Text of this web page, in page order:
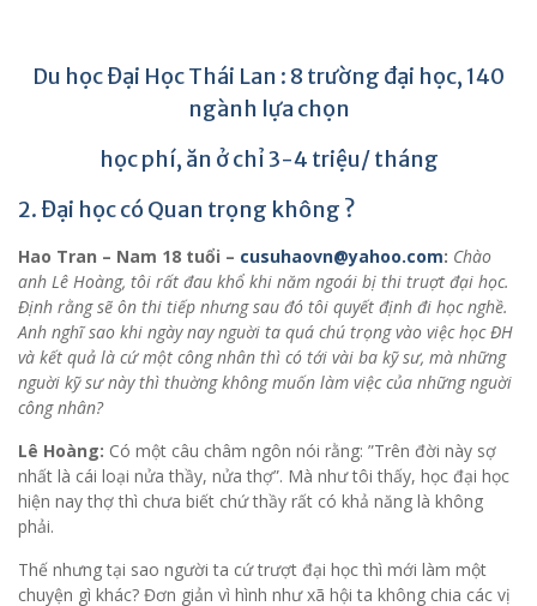
Du học Đại Học Thái Lan : 8 trường đại học, 140
ngành lựa chọn
học phí, ăn ở chỉ 3-4 triệu/ tháng
2. Đại học có Quan trọng không ?
Hao Tran – Nam 18 tuổi – cusuhaovn@yahoo.com: Chào
anh Lê Hoàng, tôi rất đau khổ khi năm ngoái bị thi truợt đại học.
Định rằng sẽ ôn thi tiếp nhưng sau đó tôi quyết định đi học nghề.
Anh nghĩ sao khi ngày nay nguời ta quá chú trọng vào việc học ĐH
và kết quả là cứ một công nhân thì có tới vài ba kỹ sư, mà những
nguời kỹ sư này thì thuờng không muốn làm việc của những nguời
công nhân?
Lê Hoàng: Có một câu châm ngôn nói rằng: ”Trên đời này sợ
nhất là cái loại nửa thầy, nửa thợ”. Mà như tôi thấy, học đại học
hiện nay thợ thì chưa biết chứ thầy rất có khả năng là không
phải.
Thế nhưng tại sao người ta cứ trượt đại học thì mới làm một
chuyện gì khác? Đơn giản vì hình như xã hội ta không chia các vị